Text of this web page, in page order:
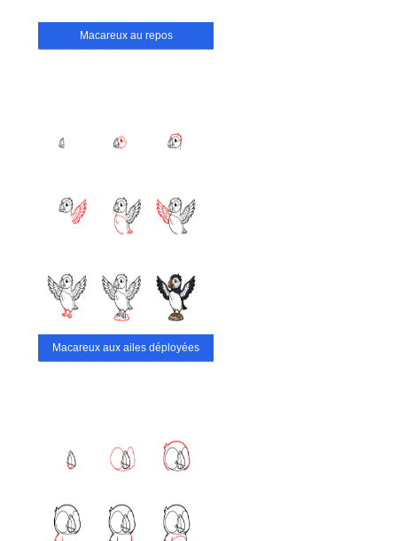
Macareux au repos
Macareux aux ailes déployées